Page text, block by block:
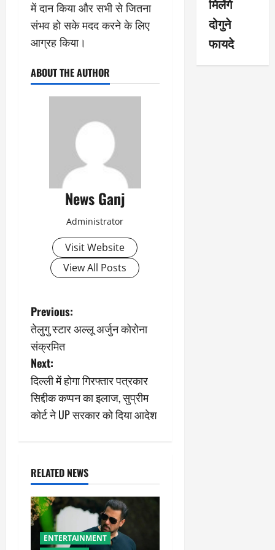
में दान किया और सभी से जितना
संभव हो सके मदद करने के लिए
आग्रह किया।
ABOUT THE AUTHOR
News Ganj
Administrator
Visit Website
View All Posts
P
o
s
t
n
v
i
g
Previous:
तेलुगु स्टार अल्लू अर्जुन कोरोना
संक्रमित
Next:
दिल्ली में होगा गिरफ्तार पत्रकार
सिद्दीक कप्पन का इलाज, सुप्रीम
कोर्ट ने UP सरकार को दिया आदेश
RELATED NEWS
ENTERTAINMENT
मिलेंगे
दोगुने
फायदे